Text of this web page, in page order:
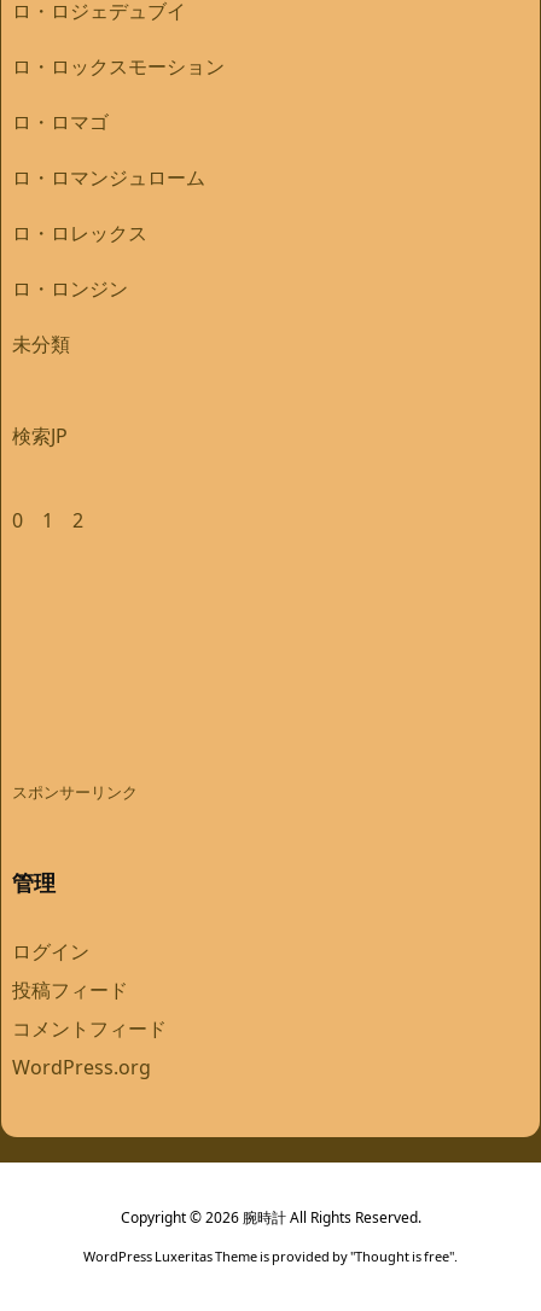
ロ・ロジェデュブイ
ロ・ロックスモーション
ロ・ロマゴ
ロ・ロマンジュローム
ロ・ロレックス
ロ・ロンジン
未分類
検索JP
0 1 2
スポンサーリンク
管理
ログイン
投稿フィード
コメントフィード
WordPress.org
Copyright ©2026 腕時計All Rights Reserved.
WordPress Luxeritas Theme is provided by "Thought is free".